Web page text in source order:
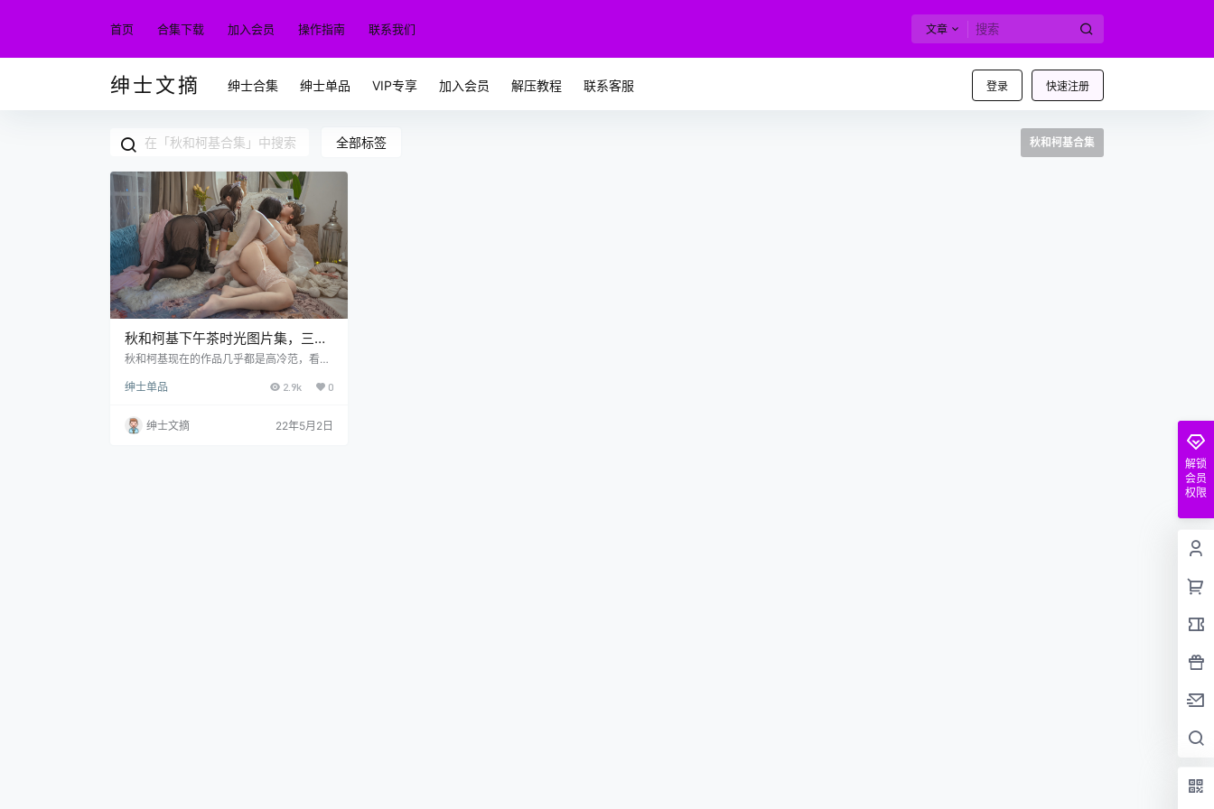
首页 合集下载 加入会员 操作指南 联系我们 文章
绅士文摘 登录 快速注册
绅士合集 绅士单品 VIP专享 加入会员 解压教程 联系客服
全部标签 秋和柯基合集
秋和柯基下午茶时光图片集，三个
女人一台戏
秋和柯基现在的作品几乎都是高冷范，看上
质，却又非常的诱人，看过之后让人蠢蠢欲
用在她身上尤其的合适，秋和柯基就像是现
实中我们苦苦追求的女神，但是女神从不给
绅士单品 2.9k 0
绅士文摘 22年5月2日
解锁
会员
权限